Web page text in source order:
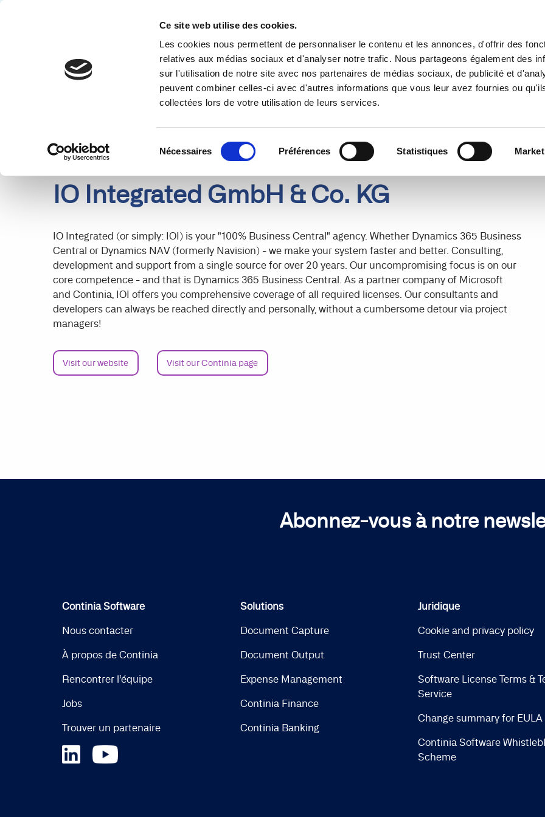
Ce site web utilise des cookies.
Les cookies nous permettent de personnaliser le contenu et les annonces, d'offrir des
relatives aux médias sociaux et d'analyser notre trafic. Nous partageons également des
sur l'utilisation de notre site avec nos partenaires de médias sociaux, de publicité et
peuvent combiner celles-ci avec d'autres informations que vous leur avez fournies ou
collectées lors de votre utilisation de leurs services.
du
Nécessaires Préférences Statistiques
Solutions Cas d’usage Tarifs
PARTENAIRES
IO Integrated GmbH & Co. KG
IO Integrated (or simply: IOI) is your "100% Business Central" agency. Whether Dynamics 365 Business
Central or Dynamics NAV (formerly Navision) - we make your system faster and better. Consulting,
development and support from a single source for over 20 years. Our uncompromising focus is on our
core competence - and that is Dynamics 365 Business Central. As a partner company of Microsoft
and Continia, IOI offers you comprehensive coverage of all required licenses. Our consultants and
developers can always be reached directly and personally, without a cumbersome detour via project
managers!
Visit our website Visit our Continia page
Abonnez-vous à notre
Continia Software
Nous contacter
À propos de Continia
Rencontrer l’équipe
Jobs
Trouver un partenaire
Solutions
Document Capture
Document Output
Expense Management
Continia Finance
Continia Banking
Juridique
Cookie and privacy policy
Trust Center
Software License Terms &
Service
Change summary for EULA
Continia Software
Scheme